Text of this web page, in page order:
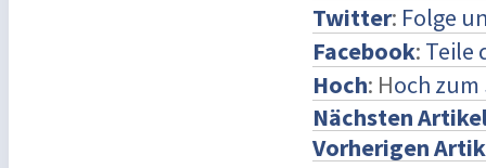
Twitter: Folge
Facebook: Teile
Hoch: Hoch
Nächsten
Vorherigen